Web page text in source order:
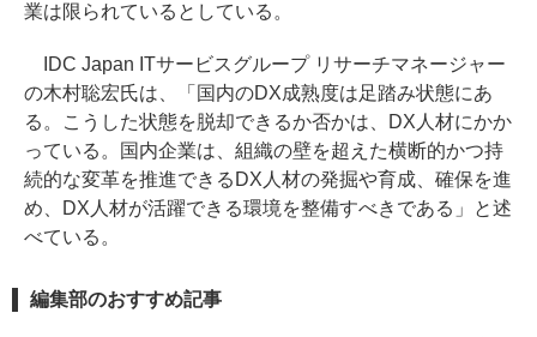
業は限られているとしている。
IDC Japan ITサービスグループ リサーチマネージャー
の木村聡宏氏は、「国内のDX成熟度は足踏み状態にあ
る。こうした状態を脱却できるか否かは、DX人材にかか
っている。国内企業は、組織の壁を超えた横断的かつ持
続的な変革を推進できるDX人材の発掘や育成、確保を進
め、DX人材が活躍できる環境を整備すべきである」と述
べている。
編集部のおすすめ記事